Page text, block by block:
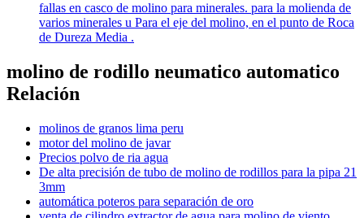
fallas en casco de molino para minerales. para la molienda de
varios minerales u Para el eje del molino, en el punto de Roca
de Dureza Media .
molino de rodillo neumatico automatico
Relación
molinos de granos lima peru
motor del molino de javar
Precios polvo de ria agua
De alta precisión de tubo de molino de rodillos para la pipa 21
3mm
automática poteros para separación de oro